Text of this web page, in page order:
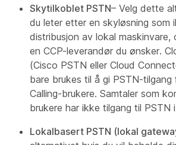
Skytilkoblet PSTN– Velg dette
du leter etter en skyløsning som
distribusjon av lokal maskinvare,
en CCP-leverandør du ønsker.
(Cisco PSTN eller Cloud
bare brukes til å gi PSTN-tilgang
Calling-brukere. Samtaler som
brukere har ikke tilgang til PSTN
Lokalbasert PSTN (lokal